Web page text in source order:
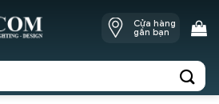
Cửa hàng
gần bạn